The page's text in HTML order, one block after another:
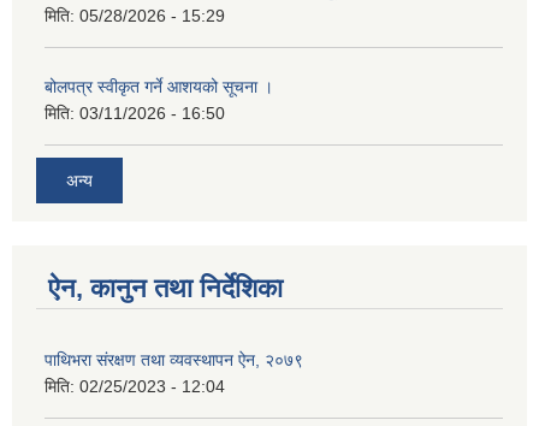
मिति: 05/28/2026 - 15:29
बोलपत्र स्वीकृत गर्ने आशयको सूचना ।
मिति: 03/11/2026 - 16:50
अन्य
ऐन, कानुन तथा निर्देशिका
पाथिभरा संरक्षण तथा व्यवस्थापन ऐन, २०७९
मिति: 02/25/2023 - 12:04